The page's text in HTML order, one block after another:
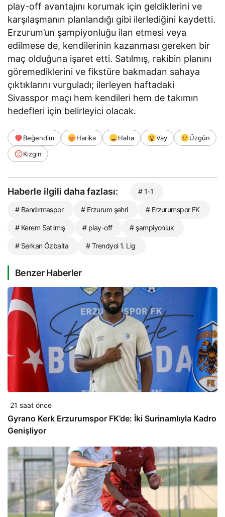
play-off avantajını korumak için geldiklerini ve
karşılaşmanın planlandığı gibi ilerlediğini kaydetti.
Erzurum’un şampiyonluğu ilan etmesi veya
edilmese de, kendilerinin kazanması gereken bir
maç olduğuna işaret etti. Satılmış, rakibin planını
göremediklerini ve fikstüre bakmadan sahaya
çıktıklarını vurguladı; ilerleyen haftadaki
Sivasspor maçı hem kendileri hem de takımın
hedefleri için belirleyici olacak.
Beğendim Harika Haha Vay
Üzgün
Kızgın
Haberle ilgili daha fazlası: # 1-1
# Bandırmaspor # Erzurum şehri # Erzurumspor FK
# Kerem Satılmış # play-off # şampiyonluk
# Serkan Özbalta # Trendyol 1. Lig
Benzer Haberler
21 saat önce
Gyrano Kerk Erzurumspor FK’de: İki Surinamlıyla Kadro
Genişliyor